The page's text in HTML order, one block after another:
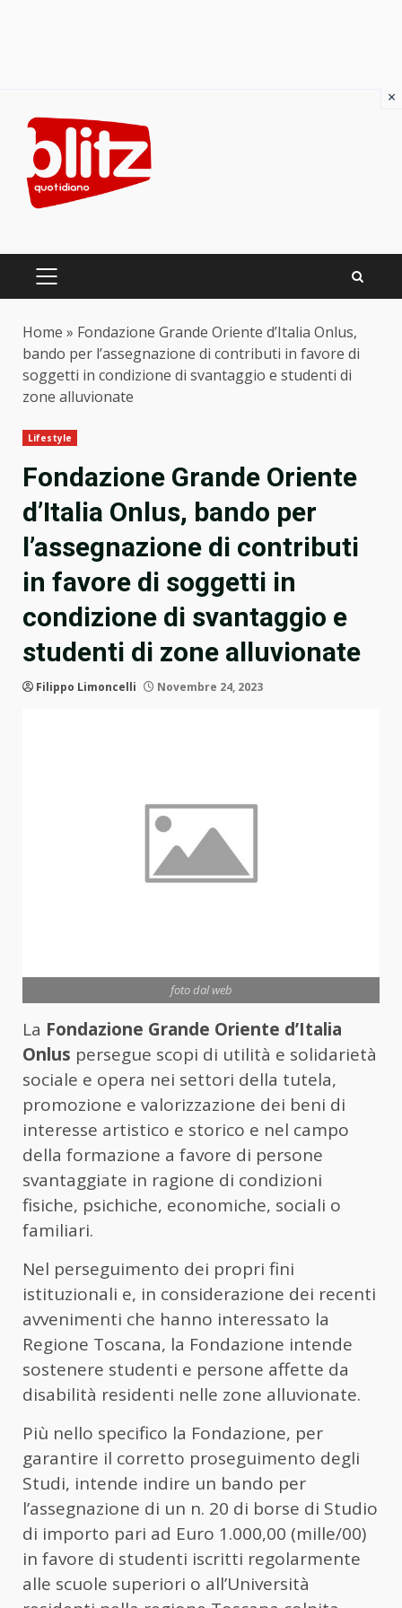
content
PRIMARY
Home » Fondazione Grande Oriente d’Italia Onlus,
bando per l’assegnazione di contributi in favore di
soggetti in condizione di svantaggio e studenti di
zone alluvionate
Lifestyle
Fondazione Grande Oriente
d’Italia Onlus, bando per
l’assegnazione di contributi
in favore di soggetti in
condizione di svantaggio e
studenti di zone alluvionate
Filippo Limoncelli Novembre 24, 2023
foto dal web
La Fondazione Grande Oriente d’Italia
Onlus persegue scopi di utilità e solidarietà
sociale e opera nei settori della tutela,
promozione e valorizzazione dei beni di
interesse artistico e storico e nel campo
della formazione a favore di persone
svantaggiate in ragione di condizioni
fisiche, psichiche, economiche, sociali o
familiari.
Nel perseguimento dei propri fini
istituzionali e, in considerazione dei recenti
avvenimenti che hanno interessato la
Regione Toscana, la Fondazione intende
sostenere studenti e persone affette da
disabilità residenti nelle zone alluvionate.
Più nello specifico la Fondazione, per
garantire il corretto proseguimento degli
Studi, intende indire un bando per
l’assegnazione di un n. 20 di borse di Studio
di importo pari ad Euro 1.000,00 (mille/00)
in favore di studenti iscritti regolarmente
alle scuole superiori o all’Università
×